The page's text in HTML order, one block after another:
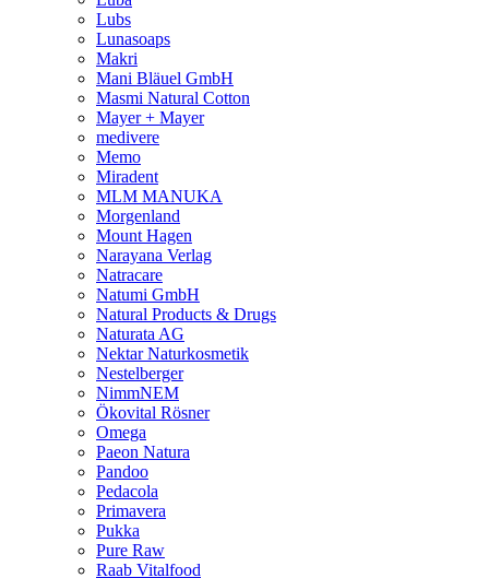
Lubs
Lunasoaps
Makri
Mani Bläuel GmbH
Masmi Natural Cotton
Mayer + Mayer
medivere
Memo
Miradent
MLM MANUKA
Morgenland
Mount Hagen
Narayana Verlag
Natracare
Natumi GmbH
Natural Products & Drugs
Naturata AG
Nektar Naturkosmetik
Nestelberger
NimmNEM
Ökovital Rösner
Omega
Paeon Natura
Pandoo
Pedacola
Primavera
Pukka
Pure Raw
Raab Vitalfood